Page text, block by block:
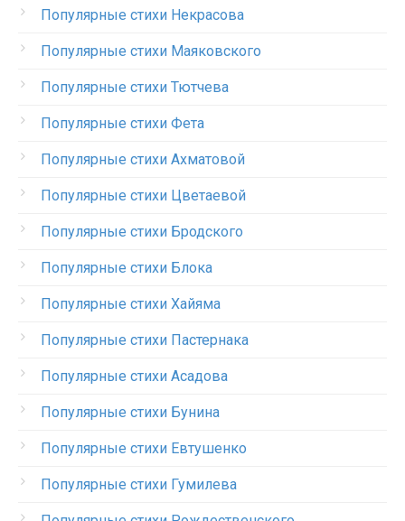
Популярные стихи Некрасова
Популярные стихи Маяковского
Популярные стихи Тютчева
Популярные стихи Фета
Популярные стихи Ахматовой
Популярные стихи Цветаевой
Популярные стихи Бродского
Популярные стихи Блока
Популярные стихи Хайяма
Популярные стихи Пастернака
Популярные стихи Асадова
Популярные стихи Бунина
Популярные стихи Евтушенко
Популярные стихи Гумилева